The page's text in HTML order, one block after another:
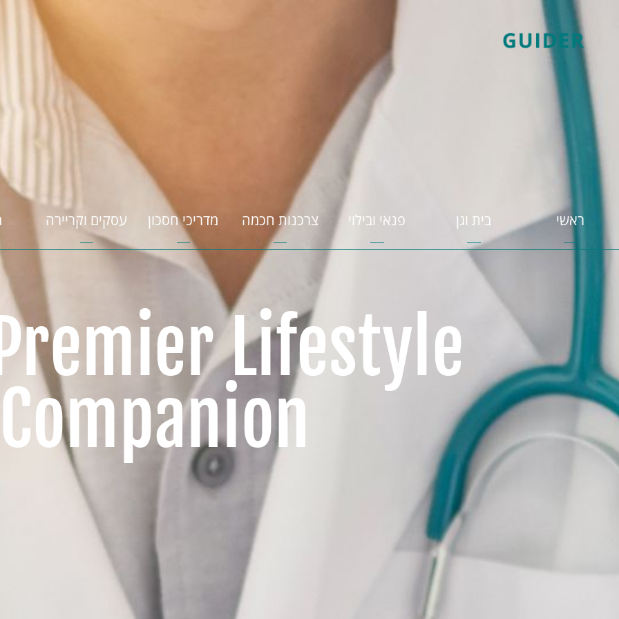
ראשי בית וגן פנאי ובילוי צרכנות חכמה מדריכי חסכון עסקים וקריירה
Lifestyle